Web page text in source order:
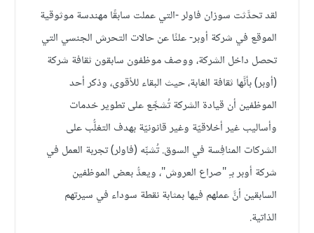
لقد تحدَّثت سوزان فاولر -التي عملت سابقًا مهندسة موثوقية
الموقع في شركة أوبر- علنًا عن حالات التحرش الجنسي التي
تحصل داخل الشركة، ووصف موظفون سابقون ثقافة شركة
(أوبر) بأنَّها ثقافة الغابة، حيث البقاء للأقوى، وذكر أحد
الموظفين أن قيادة الشركة تُشجِّع على تطوير خدمات
وأساليب غير أخلاقيّة وغير قانونيّة بهدف التغلُّب على
الشركات المنافِسة في السوق. تُشبِّه (فاولر) تجربة العمل في
شركة أوبر بـِ "صراع العروش"، ويعدُّ بعض الموظفين
السابقين أنَّ عملهم فيها بمثابة نقطة سوداء في سيرتهم
الذاتية.